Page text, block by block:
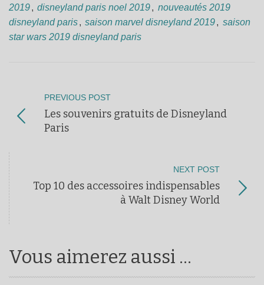
2019, disneyland paris noel 2019, nouveautés 2019
disneyland paris, saison marvel disneyland 2019, saison
star wars 2019 disneyland paris
PREVIOUS POST
Les souvenirs gratuits de Disneyland
Paris
NEXT POST
Top 10 des accessoires indispensables
à Walt Disney World
Vous aimerez aussi ...